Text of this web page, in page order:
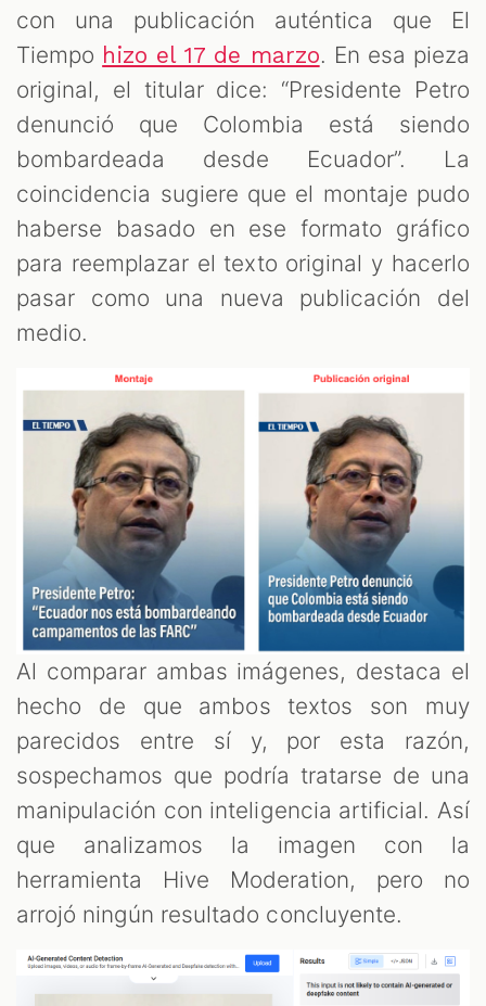
con una publicación auténtica que El
Tiempo hizo el 17 de marzo. En esa pieza
original, el titular dice: “Presidente Petro
denunció que Colombia está siendo
bombardeada desde Ecuador”. La
coincidencia sugiere que el montaje pudo
haberse basado en ese formato gráfico
para reemplazar el texto original y hacerlo
pasar como una nueva publicación del
medio.
Al comparar ambas imágenes, destaca el
hecho de que ambos textos son muy
parecidos entre sí y, por esta razón,
sospechamos que podría tratarse de una
manipulación con inteligencia artificial. Así
que analizamos la imagen con la
herramienta Hive Moderation, pero no
arrojó ningún resultado concluyente.